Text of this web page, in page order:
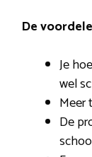
De
Je
wel
Meer
De